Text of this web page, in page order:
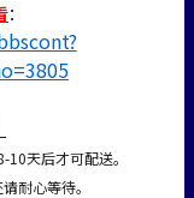
：
天后才可配送。
耐心等待。